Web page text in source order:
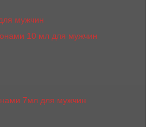
мужчин
10 мл для мужчин
7мл для мужчин